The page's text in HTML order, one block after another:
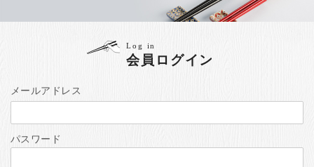
（贈答用・自宅用）
銀座夏野・箸長
ご利用ガイド
Log in
会員ログイン
メールアドレス
パスワード